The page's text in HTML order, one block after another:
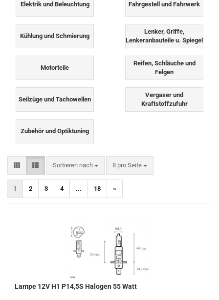
Elektrik und Beleuchtung Fahrgestell und Fahrwerk
Kühlung und Schmierung
Lenker, Griffe,
Lenkeranbauteile u. Spiegel
Motorteile
Reifen, Schläuche und
Felgen
Seilzüge und Tachowellen
Vergaser und
Kraftstoffzufuhr
Zubehör und Optiktuning
Sortieren nach
Sortieren nach 8 pro Seite
pro Seite
1 2 3 4 ... 18 »
Lampe 12V H1 P14,5S Halogen 55 Watt